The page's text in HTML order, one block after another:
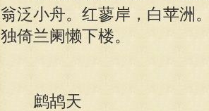
翁泛小舟。红蓼岸，白苹洲
独倚兰阑懒下楼。
鹧鸪天